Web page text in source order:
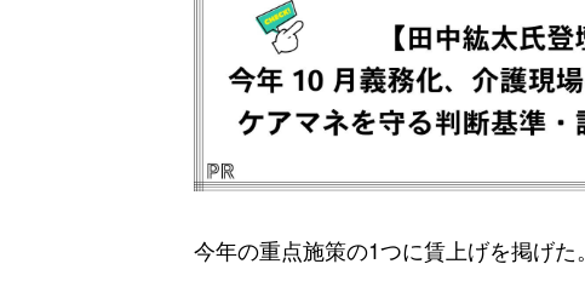
今年の重点施策の1つに賃上げを掲げた。